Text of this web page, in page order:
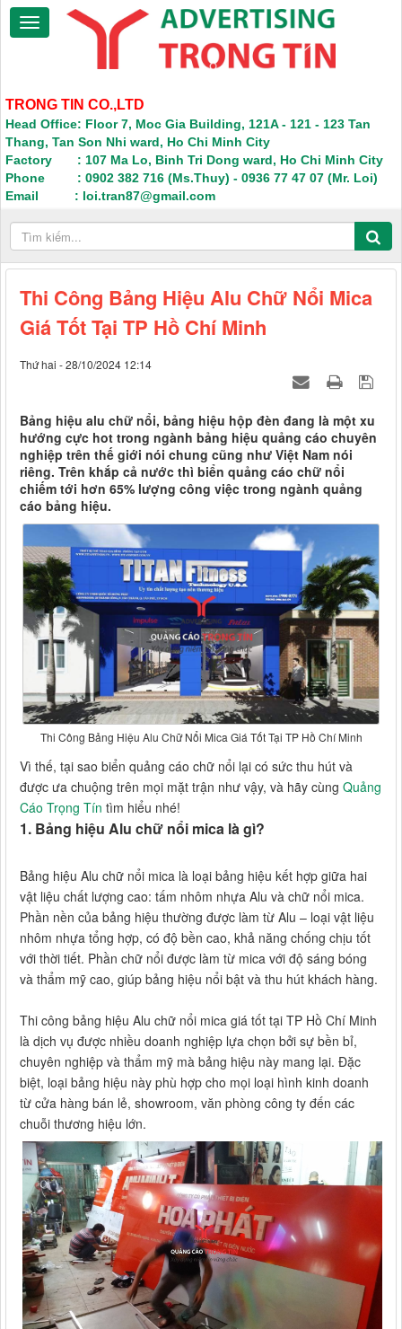
TRONG TIN CO.,LTD
Head Office: Floor 7, Moc Gia Building, 121A - 121 - 123 Tan
Thang, Tan Son Nhi ward, Ho Chi Minh City
Factory : 107 Ma Lo, Binh Tri Dong ward, Ho Chi Minh City
Phone : 0902 382 716 (Ms.Thuy) - 0936 77 47 07 (Mr. Loi)
Email : loi.tran87@gmail.com
Thi Công Bảng Hiệu Alu Chữ Nổi Mica
Giá Tốt Tại TP Hồ Chí Minh
Thứ hai - 28/10/2024 12:14
Bảng hiệu alu chữ nổi, bảng hiệu hộp đèn đang là một xu
hướng cực hot trong ngành bảng hiệu quảng cáo chuyên
nghiệp trên thế giới nói chung cũng như Việt Nam nói
riêng. Trên khắp cả nước thì biển quảng cáo chữ nổi
chiếm tới hơn 65% lượng công việc trong ngành quảng
cáo bảng hiệu.
Thi Công Bảng Hiệu Alu Chữ Nổi Mica Giá Tốt Tại TP Hồ Chí Minh
Vì thế, tại sao biển quảng cáo chữ nổi lại có sức thu hút và
được ưa chuộng trên mọi mặt trận như vậy, và hãy cùng Quảng
Cáo Trọng Tín tìm hiểu nhé!
1. Bảng hiệu Alu chữ nổi mica là gì?
Bảng hiệu Alu chữ nổi mica là loại bảng hiệu kết hợp giữa hai
vật liệu chất lượng cao: tấm nhôm nhựa Alu và chữ nổi mica.
Phần nền của bảng hiệu thường được làm từ Alu – loại vật liệu
nhôm nhựa tổng hợp, có độ bền cao, khả năng chống chịu tốt
với thời tiết. Phần chữ nổi được làm từ mica với độ sáng bóng
và thẩm mỹ cao, giúp bảng hiệu nổi bật và thu hút khách hàng.
Thi công bảng hiệu Alu chữ nổi mica giá tốt tại TP Hồ Chí Minh
là dịch vụ được nhiều doanh nghiệp lựa chọn bởi sự bền bỉ,
chuyên nghiệp và thẩm mỹ mà bảng hiệu này mang lại. Đặc
biệt, loại bảng hiệu này phù hợp cho mọi loại hình kinh doanh
từ cửa hàng bán lẻ, showroom, văn phòng công ty đến các
chuỗi thương hiệu lớn.